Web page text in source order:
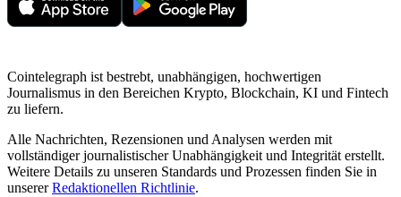
Cointelegraph ist bestrebt, unabhängigen, hochwertigen
Journalismus in den Bereichen Krypto, Blockchain, KI und Fintech
zu liefern.
Alle Nachrichten, Rezensionen und Analysen werden mit
vollständiger journalistischer Unabhängigkeit und Integrität erstellt.
Weitere Details zu unseren Standards und Prozessen finden Sie in
unsererRedaktionellen Richtlinie.